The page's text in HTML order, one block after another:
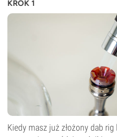
KROK 1
Kiedy masz już złożony dab